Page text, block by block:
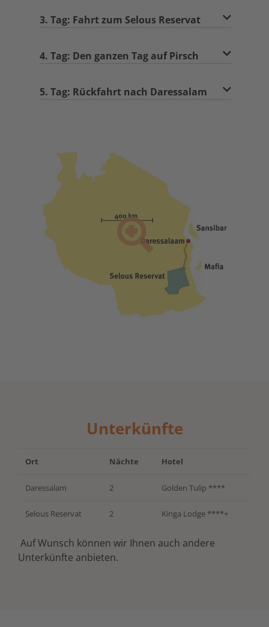
3. Tag: Fahrt zum Selous Reservat
4. Tag: Den ganzen Tag auf Pirsch
5. Tag: Rückfahrt nach Daressalam
Unterkünfte
Ort Nächte Hotel
Daressalam 2 Golden Tulip ****
Selous Reservat 2 Kinga Lodge ****+
Auf Wunsch können wir Ihnen auch andere
Unterkünfte anbieten.